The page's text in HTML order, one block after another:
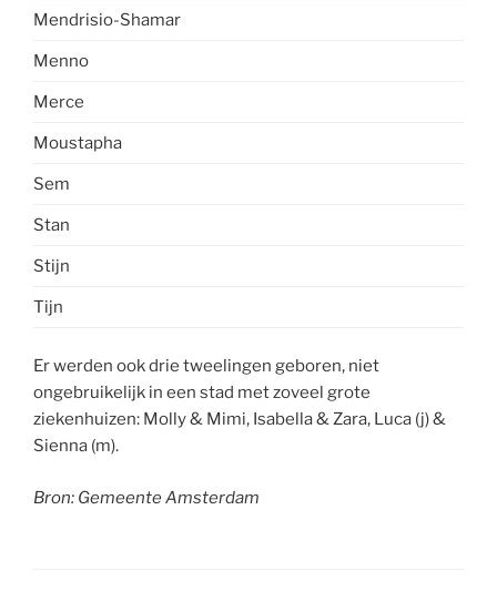
Mendrisio-Shamar
Menno
Merce
Moustapha
Sem
Stan
Stijn
Tijn
Er werden ook drie tweelingen geboren, niet
ongebruikelijk in een stad met zoveel grote
ziekenhuizen: Molly & Mimi, Isabella & Zara, Luca (j) &
Sienna (m).
Bron: Gemeente Amsterdam